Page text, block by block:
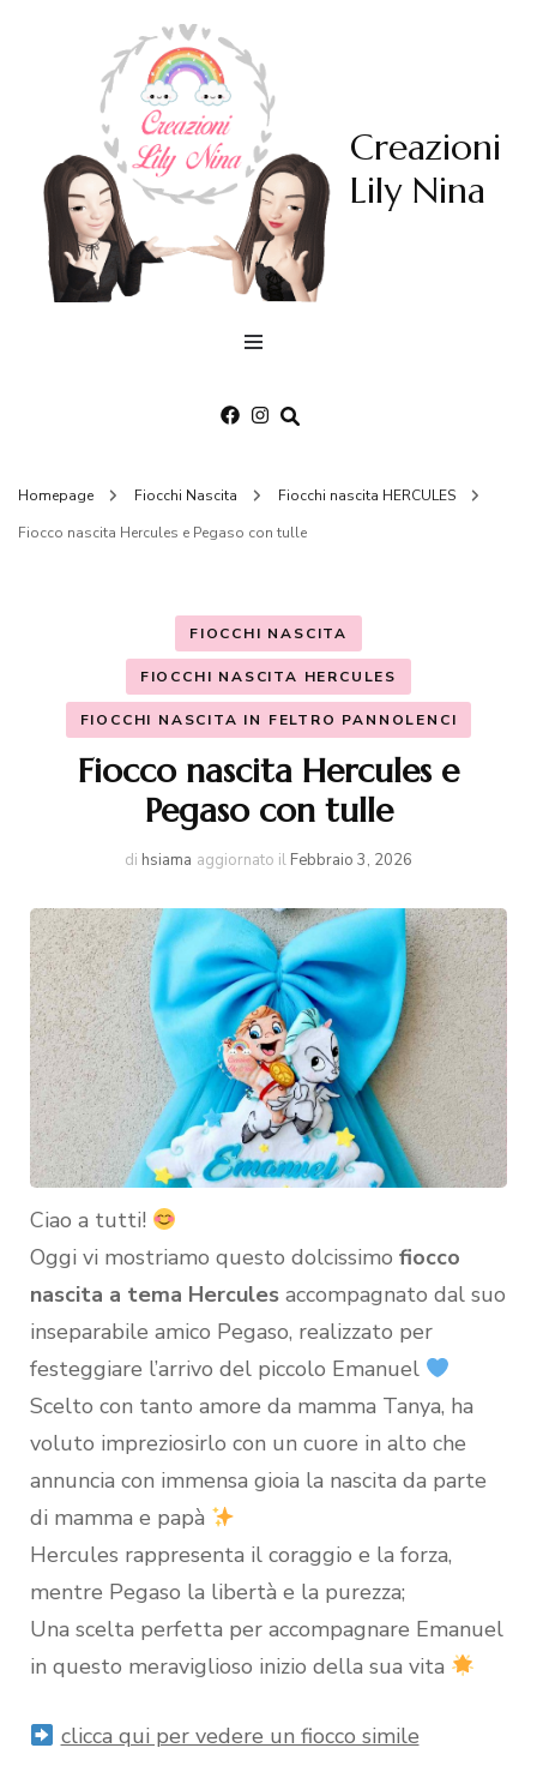
Creazioni
Lily Nina
Homepage Fiocchi Nascita
Fiocchi nascita HERCULES
Fiocco nascita Hercules e Pegaso con tulle
FIOCCHI NASCITA
FIOCCHI NASCITA HERCULES
FIOCCHI NASCITA IN FELTRO PANNOLENCI
Fiocco nascita Hercules e
Pegaso con tulle
di hsiama aggiornato il Febbraio 3, 2026
Ciao a tutti!
Oggi vi mostriamo questo dolcissimo fiocco
nascita a tema Hercules accompagnato dal suo
inseparabile amico Pegaso, realizzato per
festeggiare l’arrivo del piccolo Emanuel
Scelto con tanto amore da mamma Tanya, ha
voluto impreziosirlo con un cuore in alto che
annuncia con immensa gioia la nascita da parte
di mamma e papà
Hercules rappresenta il coraggio e la forza,
mentre Pegaso la libertà e la purezza;
Una scelta perfetta per accompagnare Emanuel
in questo meraviglioso inizio della sua vita
clicca qui per vedere un fiocco simile